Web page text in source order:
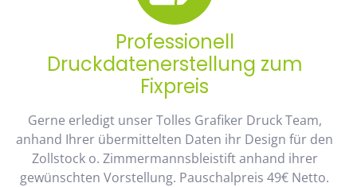
Professionell
Druckdatenerstellung zum
Fixpreis
Gerne erledigt unser Tolles Grafiker Druck Team,
anhand Ihrer übermittelten Daten ihr Design für den
Zollstock o. Zimmermannsbleistift anhand ihrer
gewünschten Vorstellung. Pauschalpreis 49€ Netto.